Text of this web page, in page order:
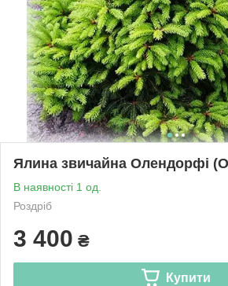
Ялина звичайна Олендорфі
В наявності 1 од.
Роздріб
3 400 ₴
Купити